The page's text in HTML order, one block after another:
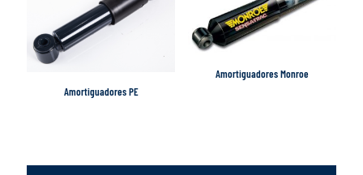
Amortiguadores PE
Amortiguadores Monroe